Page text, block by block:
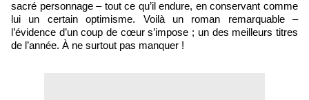
sacré personnage – tout ce qu’il endure, en conservant comme
lui un certain optimisme. Voilà un roman remarquable –
l’évidence d’un coup de cœur s’impose ; un des meilleurs titres
de l’année. À ne surtout pas manquer !